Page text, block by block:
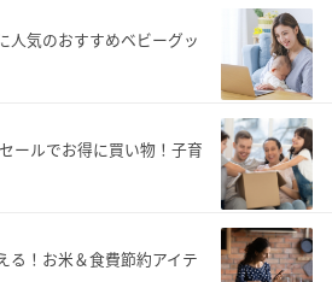
人気のおすすめベビーグッ
ールでお得に買い物！子育
る！お米＆食費節約アイテ